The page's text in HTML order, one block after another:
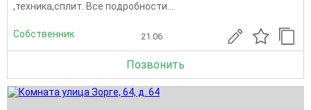
,техника,сплит. Все подробности...
Собственник 21.06
Позвонить